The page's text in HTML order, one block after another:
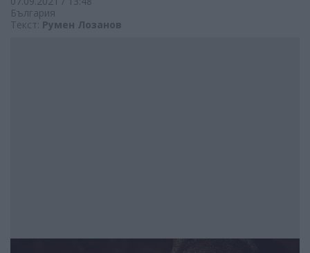
България
Текст: Румен Лозанов